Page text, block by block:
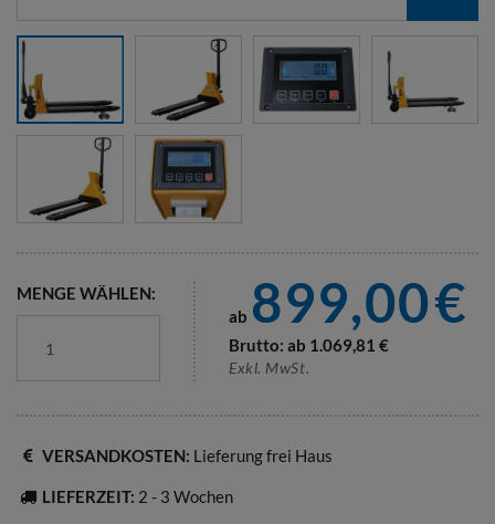
MENGE WÄHLEN:
ab 899,00€
Brutto: ab 1.069,81 €
Exkl. MwSt.
VERSANDKOSTEN: Lieferung frei Haus
LIEFERZEIT: 2 - 3 Wochen